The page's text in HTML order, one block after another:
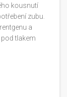
kousnutí
zubu.
a
tlakem